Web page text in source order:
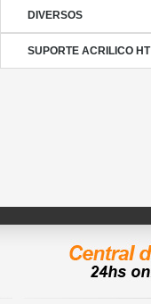
DIVERSOS
SUPORTE ACRILICO HT